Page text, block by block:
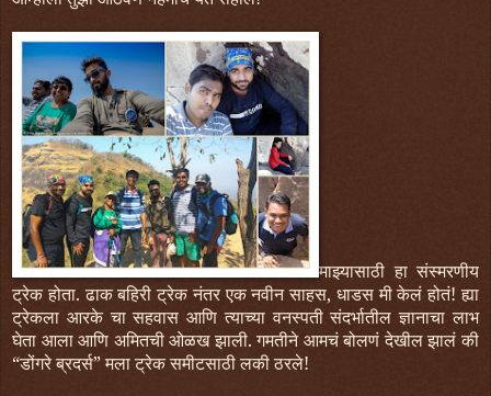
माझ्यासाठी हा संस्मरणीय
ट्रेक होता. ढाक बहिरी ट्रेक नंतर एक नवीन साहस, धाडस मी केलं होतं! ह्या
ट्रेकला आरके चा सहवास आणि त्याच्या वनस्पती संदर्भातील ज्ञानाचा लाभ
घेता आला आणि अमितची ओळख झाली. गमतीने आमचं बोलणं देखील झालं की
“डोंगरे ब्रदर्स” मला ट्रेक समीटसाठी लकी ठरले!